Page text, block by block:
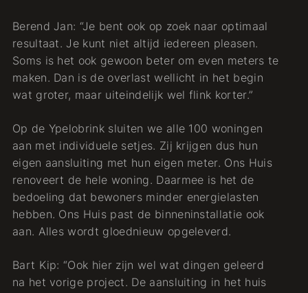
Berend Jan: “Je bent ook op zoek naar optimaal
resultaat. Je kunt niet altijd iedereen pleasen.
Soms is het ook gewoon beter om even meters te
maken. Dan is de overlast wellicht in het begin
wat groter, maar uiteindelijk wel flink korter.”
Op de Ypelobrink sluiten we alle 100 woningen
aan met individuele setjes. Zij krijgen dus hun
eigen aansluiting met hun eigen meter. Ons Huis
renoveert de hele woning. Daarmee is het de
bedoeling dat bewoners minder energielasten
hebben. Ons Huis past de binneninstallatie ook
aan. Alles wordt gloednieuw opgeleverd.
Bart Kip: “Ook hier zijn wel wat dingen geleerd
na het vorige project. De aansluiting in het huis